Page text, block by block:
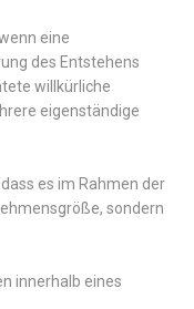
eine
des Entstehens
willkürliche
eigenständige
es im Rahmen der
sondern
innerhalb eines